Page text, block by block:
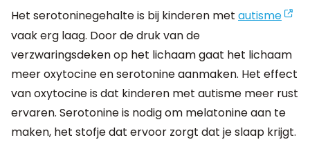
Het serotoninegehalte is bij kinderen met autisme
vaak erg laag. Door de druk van de
verzwaringsdeken op het lichaam gaat het lichaam
meer oxytocine en serotonine aanmaken. Het effect
van oxytocine is dat kinderen met autisme meer rust
ervaren. Serotonine is nodig om melatonine aan te
maken, het stofje dat ervoor zorgt dat je slaap krijgt.